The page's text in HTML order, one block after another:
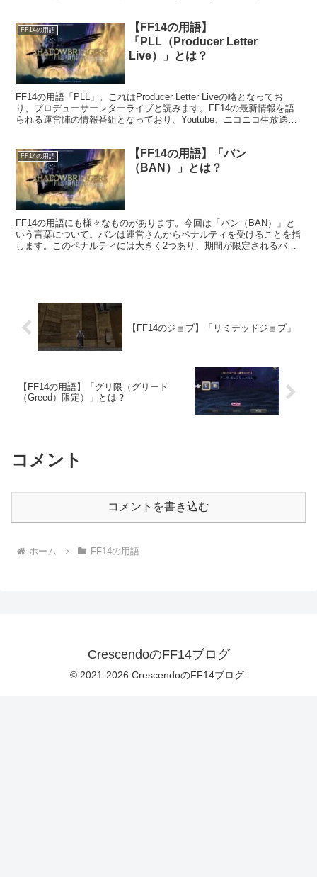
FF14の用語
【FF14の用語】
「PLL（Producer Letter
Live）」とは？
FF14の用語「PLL」。これはProducer Letter Liveの略となってお
り、プロデューサーレターライブと読みます。FF14の最新情報を語
られる運営陣の情報番組となっており、Youtube、ニコニコ生放送、
FF14の用語
【FF14の用語】「バン
（BAN）」とは？
FF14の用語にも様々なものがあります。今回は「バン（BAN）」と
いう言葉について。バンは運営さんからペナルティを受けることを指
します。このペナルティには大きく2つあり、期間が限定されるバン
【FF14のジョブ】「リミテッドジョブ」
【FF14の用語】「グリ限（グリード
（Greed）限定）」とは？
コメント
コメントを書き込む
ホーム FF14の用語
CrescendoのFF14ブログ
© 2021-2026 CrescendoのFF14ブログ.